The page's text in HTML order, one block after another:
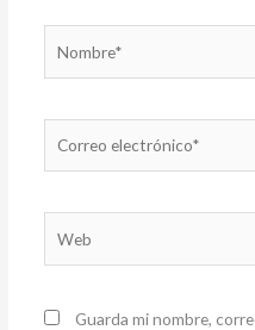
electrónico*
Guarda mi nombre,